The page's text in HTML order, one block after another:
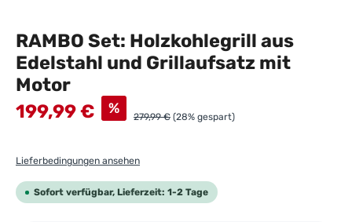
RAMBO Set: Holzkohlegrill aus
Edelstahl und Grillaufsatz mit
Motor
Verkaufspreis:
199,99 € % 279,99 € (28% gespart)
Lieferbedingungen ansehen
Sofort verfügbar, Lieferzeit: 1-2 Tage